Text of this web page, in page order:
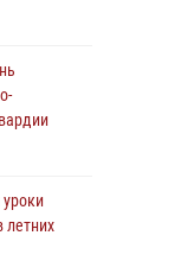
летних